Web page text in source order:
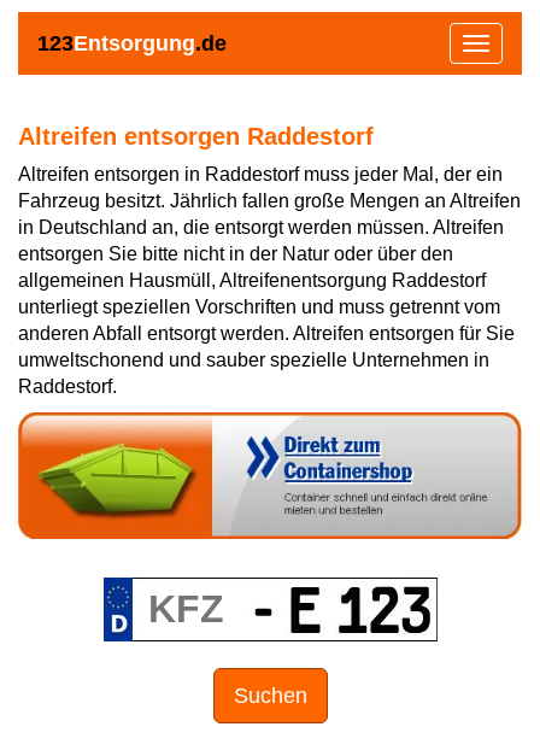
123Entsorgung.de
Toggle
Altreifen entsorgen Raddestorf
Altreifen entsorgen in Raddestorf muss jeder Mal, der ein
Fahrzeug besitzt. Jährlich fallen große Mengen an Altreifen
in Deutschland an, die entsorgt werden müssen. Altreifen
entsorgen Sie bitte nicht in der Natur oder über den
allgemeinen Hausmüll, Altreifenentsorgung Raddestorf
unterliegt speziellen Vorschriften und muss getrennt vom
anderen Abfall entsorgt werden. Altreifen entsorgen für Sie
umweltschonend und sauber spezielle Unternehmen in
Raddestorf.
Suchen